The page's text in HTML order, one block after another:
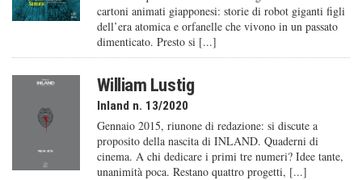
cartoni animati giapponesi: storie di robot giganti figli
dell’era atomica e orfanelle che vivono in un passato
dimenticato. Presto si [...]
William Lustig
Inland n. 13/2020
Gennaio 2015, riunone di redazione: si discute a
proposito della nascita di INLAND. Quaderni di
cinema. A chi dedicare i primi tre numeri? Idee tante,
unanimità poca. Restano quattro progetti, [...]